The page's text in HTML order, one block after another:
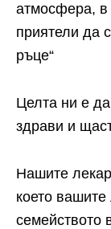
атмосфера, в
приятели да
ръце“
Целта ни е
здрави и
Нашите
което
семейството